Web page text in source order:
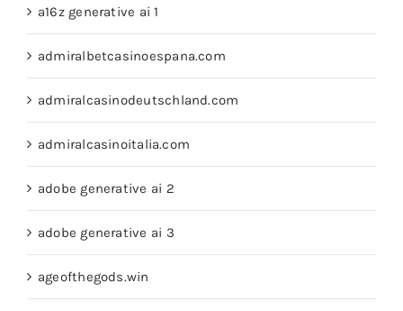
a16z generative ai 1
admiralbetcasinoespana.com
admiralcasinodeutschland.com
admiralcasinoitalia.com
adobe generative ai 2
adobe generative ai 3
ageofthegods.win